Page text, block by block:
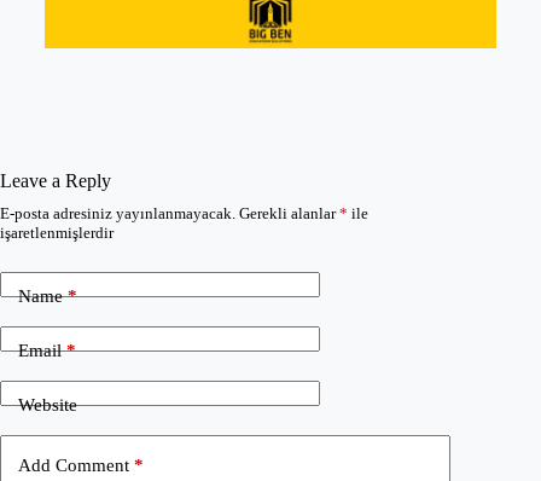
Leave a Reply
E-posta adresiniz yayınlanmayacak. Gerekli alanlar* ile
işaretlenmişlerdir
Name*
Email*
Website
Add Comment *